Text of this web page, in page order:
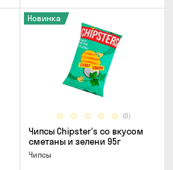
(0)
Новинка
Чипсы Chipster's со вкусом
сметаны и зелени 95г
Чипсы